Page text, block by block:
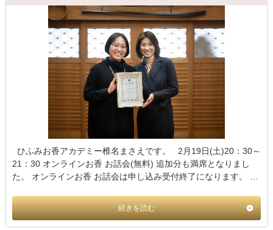
ひふみお香アカデミー椎名まさえです。 2月19日(土)20：30～
21：30 オンラインお香 お話会(無料) 追加分も満席となりまし
た。 オンラインお香 お話会は申し込み受付終了になります。 …
続きを読む